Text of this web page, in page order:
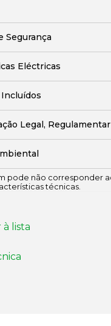
Segurança
Eléctricas
Legal,
pode não corresponder
técnicas.
à lista